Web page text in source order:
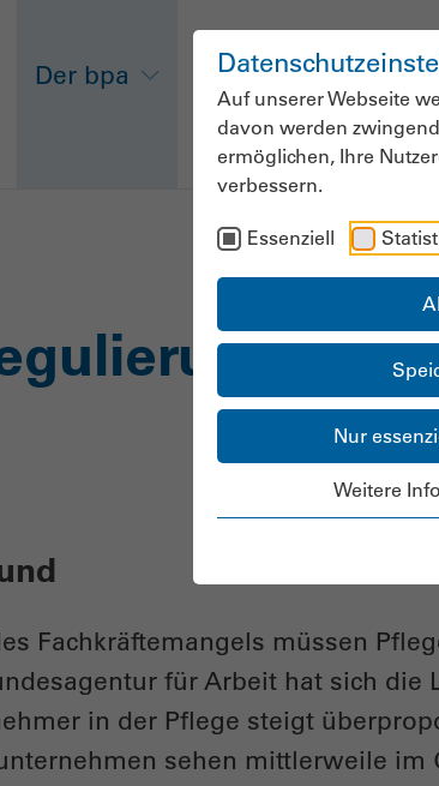
Auf unserer Webseite
davon werden
ermöglichen, Ihre
verbessern.
Essenziell
Nur
Weitere
Der bpa News &
der
Fachkräftemangels müssen
für Arbeit hat sich
in der Pflege steigt
sehen mittlerweile im